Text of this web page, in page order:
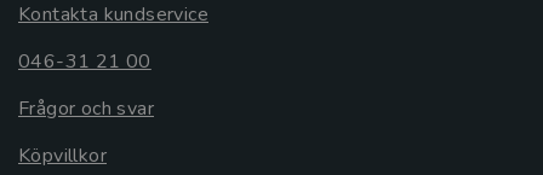
Kontakta kundservice
046-31 21 00
Frågor och svar
Köpvillkor